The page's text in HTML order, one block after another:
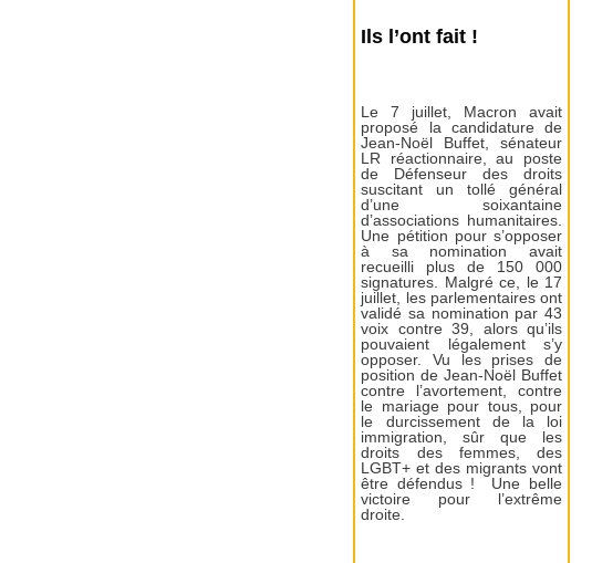
Ils l’ont fait !
Le 7 juillet, Macron avait
proposé la candidature de
Jean-Noël Buffet, sénateur
LR réactionnaire, au poste
de Défenseur des droits
suscitant un tollé général
d’une soixantaine
d’associations humanitaires.
Une pétition pour s’opposer
à sa nomination avait
recueilli plus de 150 000
signatures. Malgré ce, le 17
juillet, les parlementaires ont
validé sa nomination par 43
voix contre 39, alors qu’ils
pouvaient légalement s’y
opposer. Vu les prises de
position de Jean-Noël Buffet
contre l’avortement, contre
le mariage pour tous, pour
le durcissement de la loi
immigration, sûr que les
droits des femmes, des
LGBT+ et des migrants vont
être défendus ! Une belle
victoire pour l’extrême
droite.